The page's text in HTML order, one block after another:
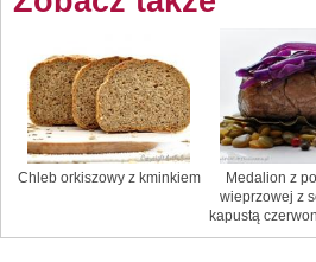
Chleb orkiszowy z kminkiem
Medalion z
wieprzowej z
kapustą